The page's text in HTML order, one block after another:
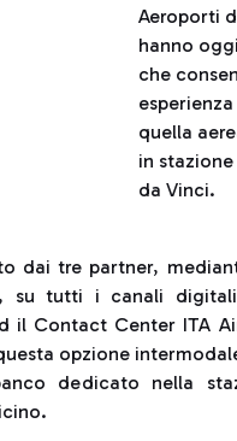
Aeroporti
hanno
che
quella
in
da Vinci.
dai tre partner,
su tutti i canali
il Contact Center ITA
opzione
dedicato nella